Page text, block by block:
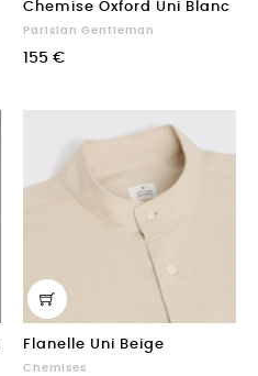
Chemise Oxford Uni Blanc
Parisian Gentleman
155 €
Flanelle Uni Beige
Chemises